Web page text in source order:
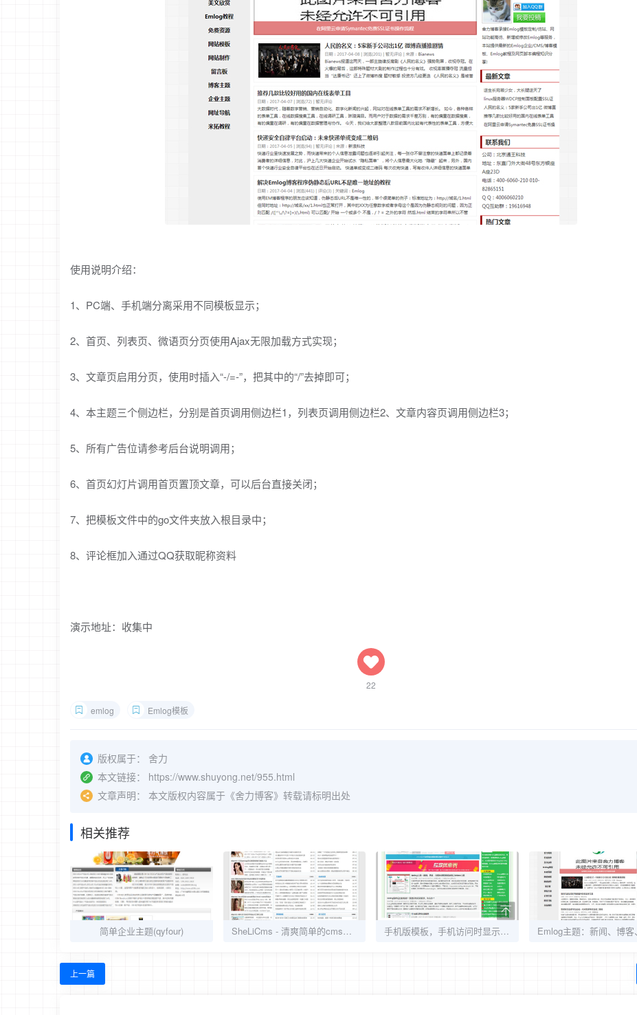
使用说明介绍：
1、PC端、手机端分离采用不同模板显示；
2、首页、列表页、微语页分页使用Ajax无限加载方式实现；
3、文章页启用分页，使用时插入“-/=-”，把其中的“/”去掉即可；
4、本主题三个侧边栏，分别是首页调用侧边栏1，列表页调用侧边栏2、文章内容页调用侧边栏3；
5、所有广告位请参考后台说明调用；
6、首页幻灯片调用首页置顶文章，可以后台直接关闭；
7、把模板文件中的go文件夹放入根目录中；
8、评论框加入通过QQ获取昵称资料
演示地址：收集中
22
emlog Emlog模板
版权属于：
舍力
本文链接：
https://www.shuyong.net/955.html
文章声明：
本文版权内容属于《舍力博客》转载请标明出处
相关推荐
简单企业主题(qyfour) SheLiCms - 清爽简单的cms主题 手机版模板，手机访问时显示主页不变，slm主题
上一篇